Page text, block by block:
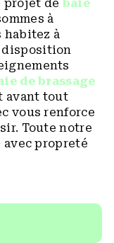
projet de baie
à
habitez à
disposition
de brassage
avant tout
vous renforce
Toute notre
propreté